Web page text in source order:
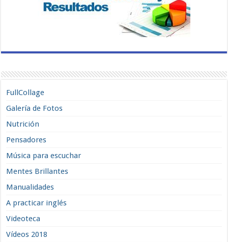
FullCollage
Galería de Fotos
Nutrición
Pensadores
Música para escuchar
Mentes Brillantes
Manualidades
A practicar inglés
Videoteca
Vídeos 2018